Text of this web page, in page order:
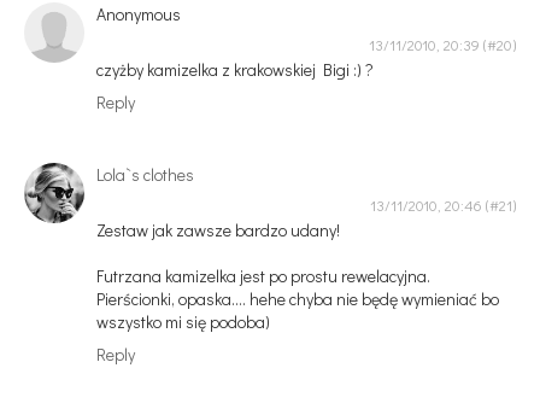
Anonymous
13/11/2010, 20:39
czyżby kamizelka z krakowskiej Bigi :) ?
Reply
Lola`s clothes
13/11/2010, 20:46
Zestaw jak zawsze bardzo udany!
Futrzana kamizelka jest po prostu rewelacyjna.
Pierścionki, opaska.... hehe chyba nie będę wymieniać bo
wszystko mi się podoba)
Reply